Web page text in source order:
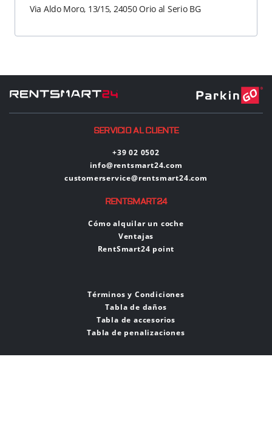
Via Aldo Moro, 13/15, 24050 Orio al Serio BG
SERVICIO AL CLIENTE
+39 02 0502
info@rentsmart24.com
customerservice@rentsmart24.com
RENTSMART24
Cómo alquilar un coche
Ventajas
RentSmart24 point
Términos y Condiciones
Tabla de daños
Tabla de accesorios
Tabla de penalizaciones